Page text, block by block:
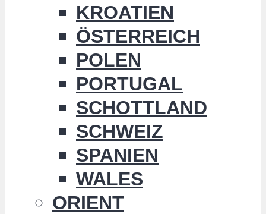
KROATIEN
ÖSTERREICH
POLEN
PORTUGAL
SCHOTTLAND
SCHWEIZ
SPANIEN
WALES
ORIENT